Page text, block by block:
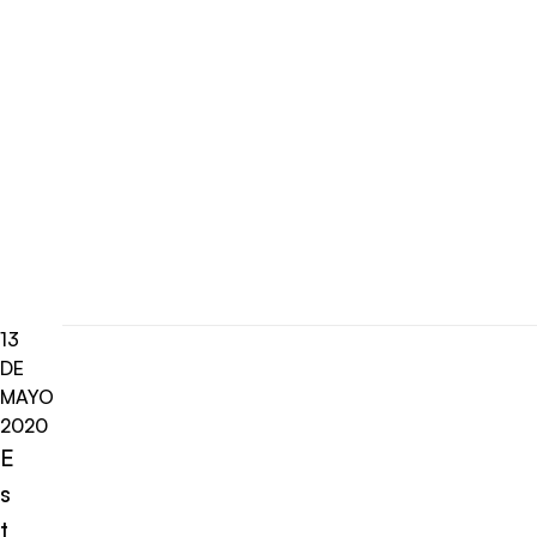
13
DE
MAYO
2020
E
s
t